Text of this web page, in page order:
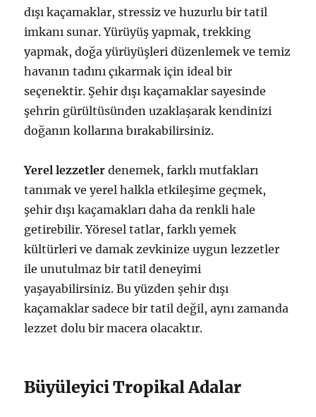
dışı kaçamaklar, stressiz ve huzurlu bir tatil
imkanı sunar. Yürüyüş yapmak, trekking
yapmak, doğa yürüyüşleri düzenlemek ve temiz
havanın tadını çıkarmak için ideal bir
seçenektir. Şehir dışı kaçamaklar sayesinde
şehrin gürültüsünden uzaklaşarak kendinizi
doğanın kollarına bırakabilirsiniz.
Yerel lezzetler denemek, farklı mutfakları
tanımak ve yerel halkla etkileşime geçmek,
şehir dışı kaçamakları daha da renkli hale
getirebilir. Yöresel tatlar, farklı yemek
kültürleri ve damak zevkinize uygun lezzetler
ile unutulmaz bir tatil deneyimi
yaşayabilirsiniz. Bu yüzden şehir dışı
kaçamaklar sadece bir tatil değil, aynı zamanda
lezzet dolu bir macera olacaktır.
Büyüleyici Tropikal Adalar